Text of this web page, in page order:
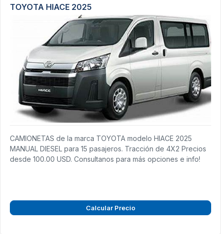
TOYOTA HIACE 2025
CAMIONETAS de la marca TOYOTA modelo HIACE 2025
MANUAL DIESEL para 15 pasajeros. Tracción de 4X2 Precios
desde 100.00 USD. Consultanos para más opciones e info!
Calcular Precio